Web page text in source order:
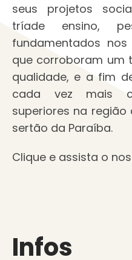
seus projetos
tríade ensino,
fundamentados
que corroboram um
qualidade, e a fim
cada vez mais
superiores na região
sertão da Paraíba.
Clique e assista o
Infos